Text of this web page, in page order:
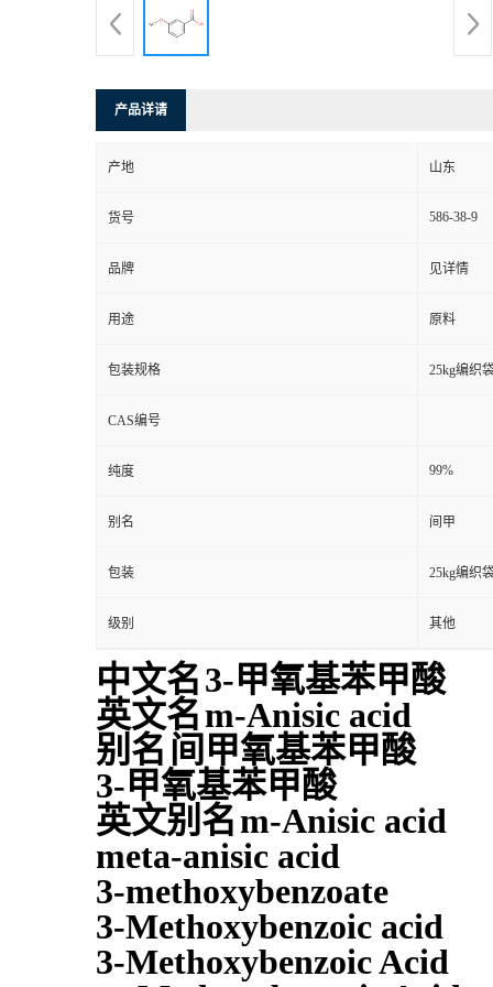
产品详请
产地 山东
货号 586-38-9
品牌 见详情
用途 原料
包装规格 25kg编织
CAS编号
纯度 99%
别名 间甲
包装 25kg编织
级别 其他
中文名3-甲氧基苯甲酸
英文名m-Anisic acid
别名 间甲氧基苯甲酸
3-甲氧基苯甲酸
英文别名m-Anisic acid
meta-anisic acid
3-methoxybenzoate
3-Methoxybenzoic acid
3-Methoxybenzoic Acid